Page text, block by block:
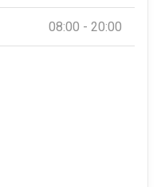
08:00 - 20:00